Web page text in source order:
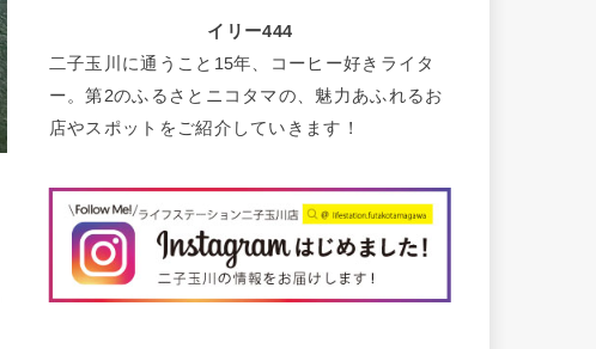
イリー444
二子玉川に通うこと15年、コーヒー好きライタ
ー。第2のふるさとニコタマの、魅力あふれるお
店やスポットをご紹介していきます！